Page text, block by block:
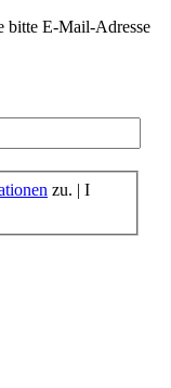
bitte E-Mail-Adresse
zu. | I